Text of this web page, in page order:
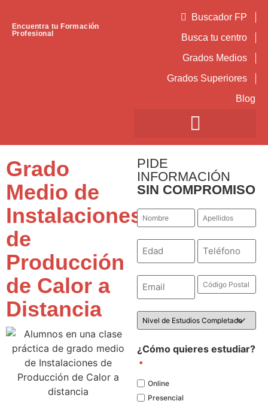
Encuentra tu Formación
Profesional
Buscador FP
Busca tu centro
Grados Medios
Grados Superiores
Blog
Grado
Medio de
Instalaciones
de
Producción
de Calor a
Distancia
PIDE
INFORMACIÓN
SIN COMPROMISO
Nombre Apellidos
*
Número Teléfono
Email
Código
Postal
Nivel
de
¿Cómo quieres estudiar?
*
Online
Presencial